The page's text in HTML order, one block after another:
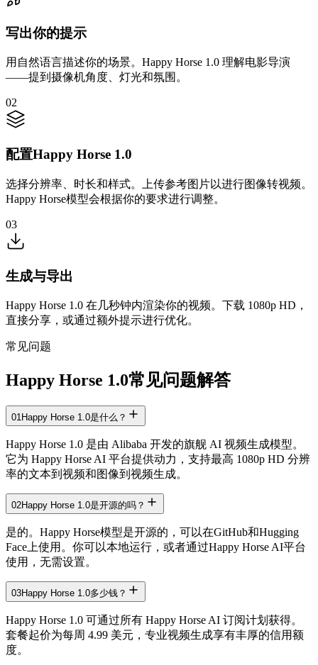
写出你的提示
用自然语言描述你的场景。Happy Horse 1.0 理解电影导演
——提到摄像机角度、灯光和氛围。
02
配置Happy Horse 1.0
选择分辨率、时长和样式。上传参考图片以进行图像转视频。
Happy Horse模型会根据你的要求进行调整。
03
生成与导出
Happy Horse 1.0 在几秒钟内渲染你的视频。下载 1080p HD，
直接分享，或通过额外提示进行优化。
常见问题
Happy Horse 1.0常见问题解答
01Happy Horse 1.0是什么？
Happy Horse 1.0 是由 Alibaba 开发的旗舰 AI 视频生成模型。
它为 Happy Horse AI 平台提供动力，支持最高 1080p HD 分辨
率的文本到视频和图像到视频生成。
02Happy Horse 1.0是开源的吗？
是的。Happy Horse模型是开源的，可以在GitHub和Hugging
Face上使用。你可以本地运行，或者通过Happy Horse AI平台
使用，无需设置。
03Happy Horse 1.0多少钱？
Happy Horse 1.0 可通过所有 Happy Horse AI 订阅计划获得。
套餐起价为每周 4.99 美元，专业视频生成享有丰厚的信用额
度。